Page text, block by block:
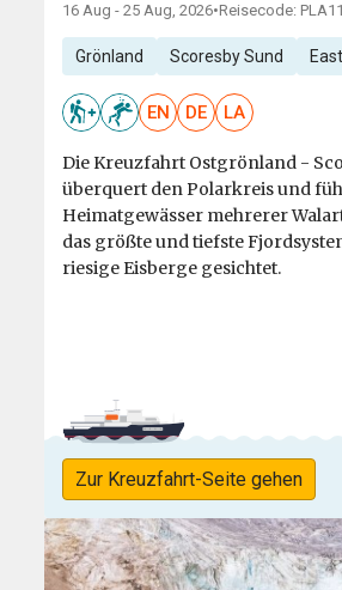
16 Aug - 25 Aug, 2026•Reisecode:
Grönland Scoresby Sund
EN DE LA
Die Kreuzfahrt Ostgrönland -
überquert den Polarkreis und
Heimatgewässer mehrerer
das größte und tiefste
riesige Eisberge gesichtet.
Zur Kreuzfahrt-Seite gehen